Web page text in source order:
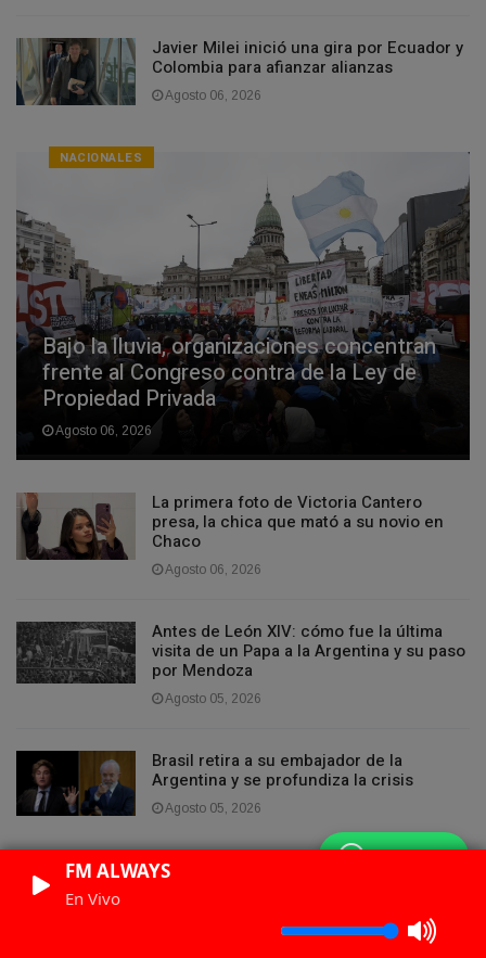
FM ALWAYS
En Vivo
WhatsApp
Javier Milei inició una gira por Ecuador y
Colombia para afianzar alianzas
Agosto 06, 2026
NACIONALES
Bajo la lluvia, organizaciones concentran
frente al Congreso contra de la Ley de
Propiedad Privada
Agosto 06, 2026
La primera foto de Victoria Cantero
presa, la chica que mató a su novio en
Chaco
Agosto 06, 2026
Antes de León XIV: cómo fue la última
visita de un Papa a la Argentina y su paso
por Mendoza
Agosto 05, 2026
Brasil retira a su embajador de la
Argentina y se profundiza la crisis
Agosto 05, 2026